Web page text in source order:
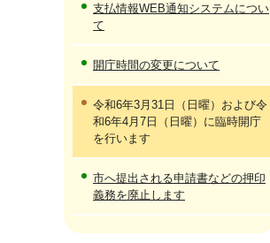
支払情報WEB通知システムについ
て
開庁時間の変更について
令和6年3月31日（日曜）および令
和6年4月7日（日曜）に臨時開庁
を行います
市へ提出される申請書などの押印
義務を廃止します